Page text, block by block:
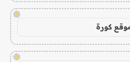
!
كورة
!